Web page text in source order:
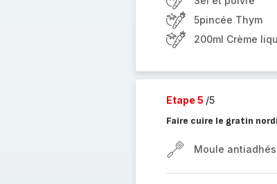
5pincée Thym
200ml Crème
Etape 5 /5
Faire cuire le gratin
Moule